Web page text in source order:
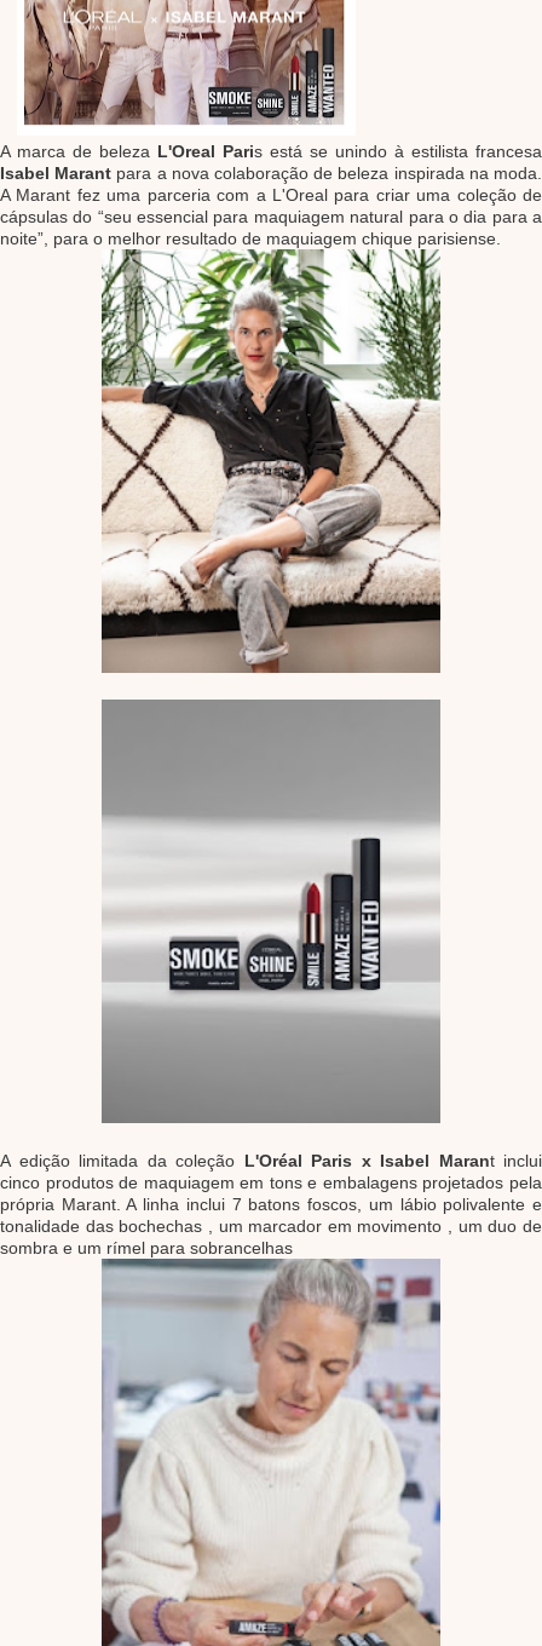
A marca de beleza L'Oreal Paris está se unindo à estilista francesa
Isabel Marant para a nova colaboração de beleza inspirada na moda.
A Marant fez uma parceria com a L'Oreal para criar uma coleção de
cápsulas do “seu essencial para maquiagem natural para o dia para a
noite”, para o melhor resultado de maquiagem chique parisiense.
A edição limitada da coleção L'Oréal Paris x Isabel Marant inclui
cinco produtos de maquiagem em tons e embalagens projetados pela
própria Marant. A linha inclui 7 batons foscos, um lábio polivalente e
tonalidade das bochechas , um marcador em movimento , um duo de
sombra e um rímel para sobrancelhas